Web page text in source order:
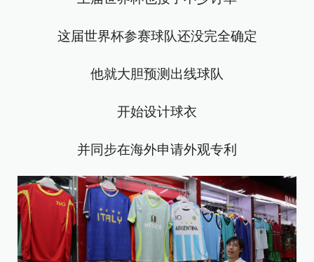
这届世界杯参赛球队还没完全确定
他就大胆预测出线球队
开始设计球衣
并同步在海外申请外观专利